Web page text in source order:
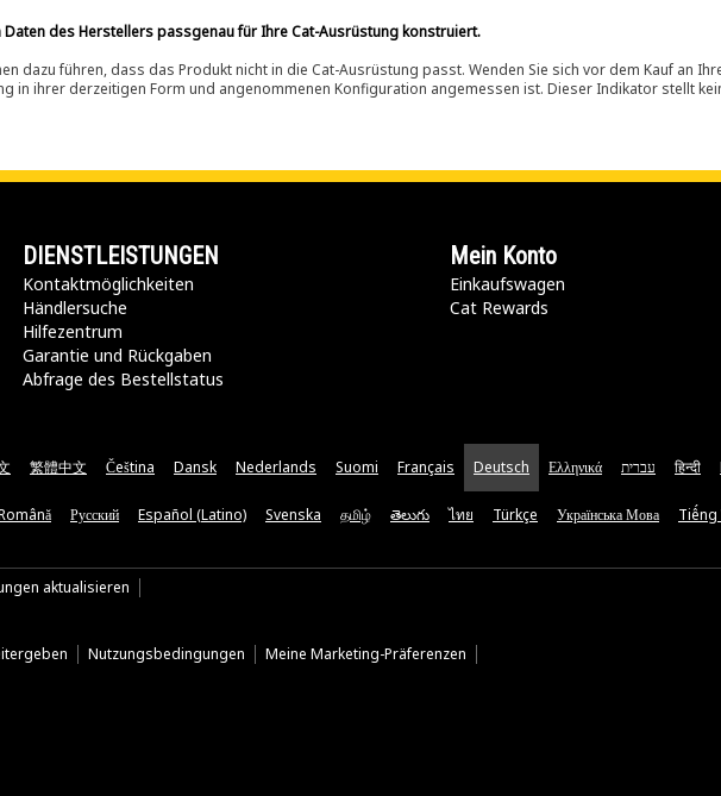
des Herstellers passgenau für Ihre Cat-Ausrüstung konstruiert.
dazu führen, dass das Produkt nicht in die Cat-Ausrüstung passt. Wenden Sie sich vor dem Kauf an
in ihrer derzeitigen Form und angenommenen Konfiguration angemessen ist. Dieser Indikator stellt
DIENSTLEISTUNGEN
Kontaktmöglichkeiten​
Händlersuche
Hilfezentrum
Garantie und Rückgaben
Abfrage des Bestellstatus
Mein Konto
Einkaufswagen
Cat Rewards
繁體中文 Čeština Dansk Nederlands Suomi Français Deutsch Ελληνικά עברית हिन्दी
Русский Español (Latino) Svenska தமிழ் తెలుగు ไทย Türkçe Українська Мова Tiếng
aktualisieren
Nutzungsbedingungen Meine Marketing-Präferenzen